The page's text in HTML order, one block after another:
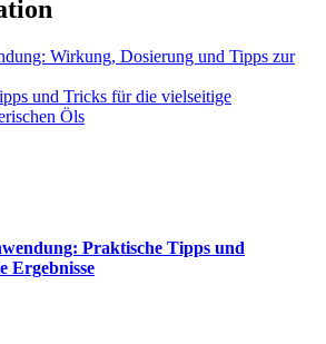
Wirkung, Dosierung und Tipps zur
und Tricks für die vielseitige
Öls
Praktische Tipps und
Ergebnisse